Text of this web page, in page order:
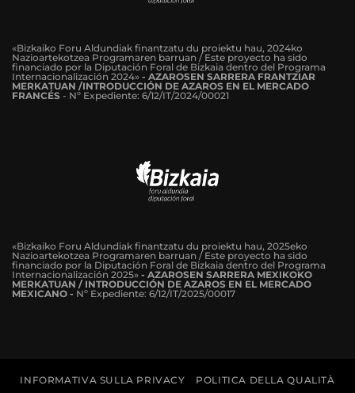
«Bizkaiko Foru Aldundiak finantzatu du proiektu hau, 2024ko
Nazioartekotzea Programaren barruan / Este proyecto ha sido
financiado por la Diputación Foral de Bizkaia dentro del Programa
Internacionalización 2024» - AZAROSEN SARRERA FRANTZIAR
MERKATUAN /INTRODUCCIÓN DE AZAROS EN EL MERCADO
FRANCÉS - Nº Expediente: 6/12/IT/2024/00021
«Bizkaiko Foru Aldundiak finantzatu du proiektu hau, 2025eko
Nazioartekotzea Programaren barruan / Este proyecto ha sido
financiado por la Diputación Foral de Bizkaia dentro del Programa
Internacionalización 2025» - AZAROSEN SARRERA MEXIKOKO
MERKATUAN / INTRODUCCIÓN DE AZAROS EN EL MERCADO
MEXICANO - Nº Expediente: 6/12/IT/2025/00017
INFORMATIVA SULLA PRIVACY POLITICA DELLA QUALITÀ